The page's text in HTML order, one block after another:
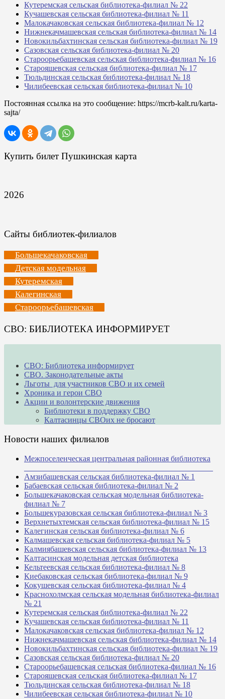
Кутеремская сельская библиотека-филиал № 22
Кучашевская сельская библиотека-филиал № 11
Малокачаковская сельская библиотека-филиал № 12
Нижнекачмашевская сельская библиотека-филиал № 14
Новокильбахтинская сельская библиотека-филиал № 19
Сазовская сельская библиотека-филиал № 20
Староорьебашевская сельская библиотека-филиал № 16
Старояшевская сельская библиотека-филиал № 17
Тюльдинская сельская библиотека-филиал № 18
Чилибеевская сельская библиотека-филиал № 10
Постоянная ссылка на это сообщение: https://mcrb-kalt.ru/karta-
sajta/
Купить билет Пушкинская карта
2026
Сайты библиотек-филиалов
Большекачаковская
Детская модельная
Кутеремская
Калегинская
Староорьебашевская
СВО: БИБЛИОТЕКА ИНФОРМИРУЕТ
СВО: Библиотека информирует
СВО. Законодательные акты
Льготы для участников СВО и их семей
Хроника и герои СВО
Акции и волонтерские движения
Библиотеки в поддержку СВО
Калтасинцы СВОих не бросают
Новости наших филиалов
Межпоселенческая центральная районная библиотека
Амзибашевская сельская библиотека-филиал № 1
Бабаевская сельская библиотека-филиал № 2
Большекачаковская сельская модельная библиотека-
филиал № 7
Большекуразовская сельская библиотека-филиал № 3
Верхнетыхтемская сельская библиотека-филиал № 15
Калегинская сельская библиотека-филиал № 6
Калмашевская сельская библиотека-филиал № 5
Калмиябашевская сельская библиотека-филиал № 13
Калтасинская модельная детская библиотека
Кельтеевская сельская библиотека-филиал № 8
Киебаковская сельская библиотека-филиал № 9
Кокушевская сельская библиотека-филиал № 4
Краснохолмская сельская модельная библиотека-филиал
№ 21
Кутеремская сельская библиотека-филиал № 22
Кучашевская сельская библиотека-филиал № 11
Малокачаковская сельская библиотека-филиал № 12
Нижнекачмашевская сельская библиотека-филиал № 14
Новокильбахтинская сельская библиотека-филиал № 19
Сазовская сельская библиотека-филиал № 20
Староорьебашевская сельская библиотека-филиал № 16
Старояшевская сельская библиотека-филиал № 17
Тюльдинская сельская библиотека-филиал № 18
Чилибеевская сельская библиотека-филиал № 10